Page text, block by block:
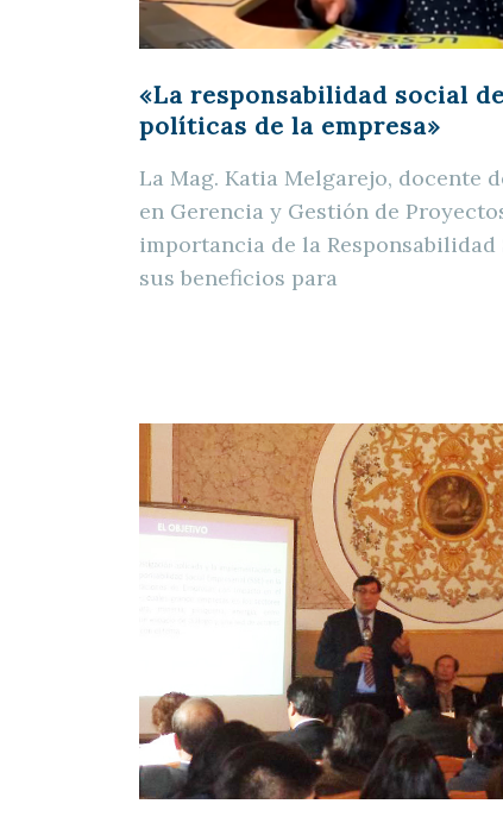
«La responsabilidad social
políticas de la empresa»
La Mag. Katia Melgarejo, docente
en Gerencia y Gestión de
importancia de la Responsabilidad
sus beneficios para